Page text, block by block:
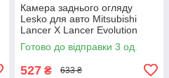
Камера заднього огляду
Lesko для авто Mitsubishi
Lancer X Lancer Evolution
2007+ Outlander 2008-2011г 3
шт.
Готово до відправки 3 од.
527 ₴ 633 ₴